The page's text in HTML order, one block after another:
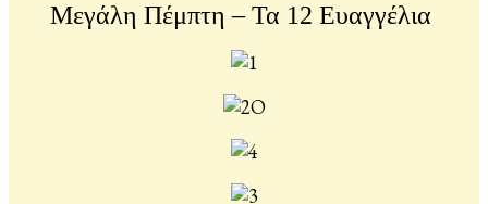
Μεγάλη Πέμπτη – Τα 12 Ευαγγέλια